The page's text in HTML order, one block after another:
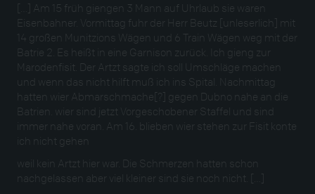
[…] Am 15 früh giengen 3 Mann auf Uhrlaub sie waren
Eisenbahner. Vormittag fuhr der Herr Beutz [unleserlich] mit
14 großen Munitzions Wägen und 6 Train Wägen weg mit der
Batrie 2. Es heißt in eine Garnison zurück. Ich gieng zur
Marodenfisit. Der Artzt sagte ich soll Umschläge machen
und wenn das nicht hilft muß ich ins Spital. Nachmittag
hatten wier Abmarschmache[?] gegen Dubno nahe an die
Batrien. wier sind jetzt Vorgeschobener Staffel und sind
immer nahe voran. Am 16. blieben wier stehen zur Fisit konte
ich nicht gehen
weil kein Artzt hier war. Die Schmerzen hatten schon
nachgelassen aber viel kleiner sind sie noch nicht. […]